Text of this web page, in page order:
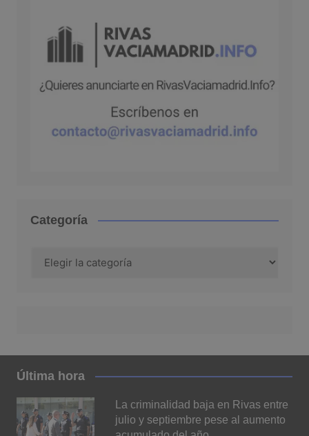
Categoría
Última hora
La criminalidad baja en Rivas entre
julio y septiembre pese al aumento